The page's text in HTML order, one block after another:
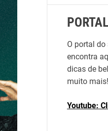
O portal do
encontra
dicas de
muito mais!
Youtube: